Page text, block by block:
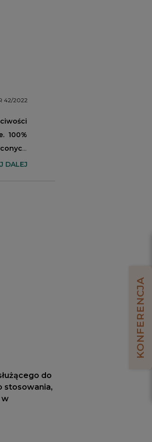
42/2022
100%
DALEJ
do
stosowania,
w
KONFERENCJA